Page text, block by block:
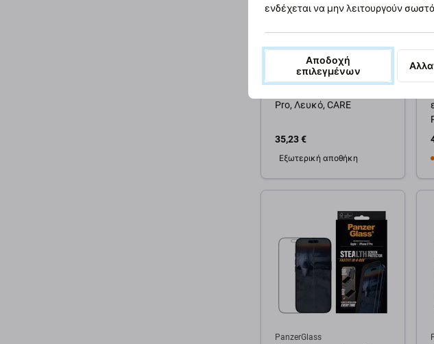
PanzerGlass
Θήκη Urban Explorer με
Pro, Λευκό, CARE
35,23 €
Εξωτερική αποθήκη
PanzerGlass
ενδέχεται να μην λειτουργούν
Αποδοχή
επιλεγμένων